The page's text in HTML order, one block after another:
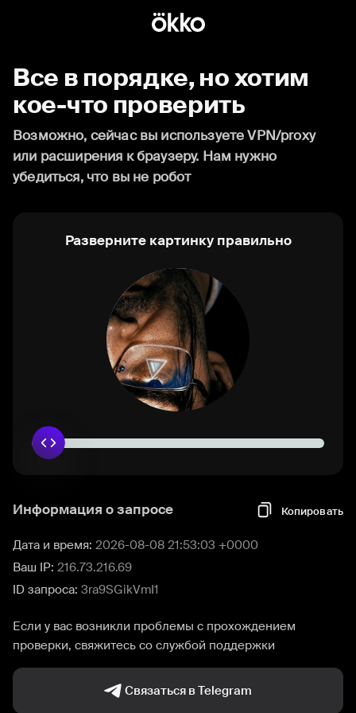
Все в порядке, но хотим
кое-что проверить
Возможно, сейчас вы используете VPN/proxy
или расширения к браузеру. Нам нужно
убедиться, что вы не робот
Разверните картинку правильно
Информация о запросе Копировать
Дата и время: 2026-08-08 21:53:03 +0000
Ваш IP: 216.73.216.69
ID запроса: 3ra9SGikVmI1
Если у вас возникли проблемы с прохождением
проверки, свяжитесь со службой поддержки
Связаться в Telegram